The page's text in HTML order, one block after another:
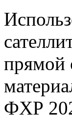
прямой
ФХР